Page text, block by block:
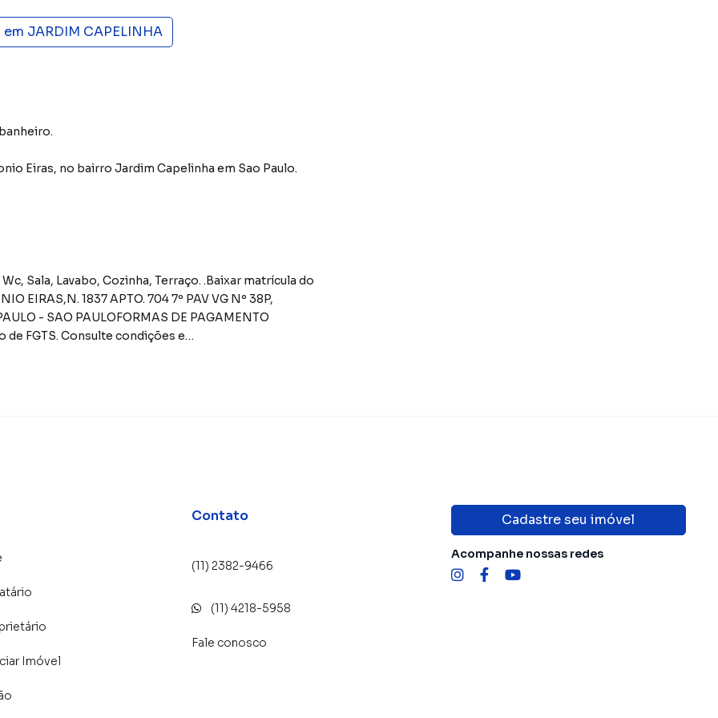
em JARDIM CAPELINHA
Eiras, no bairro Jardim Capelinha em Sao Paulo.
Imóvel
Contato
(11) 2382-9466
(11) 4218-5958
Fale conosco
Cadastre seu imóvel
Acompanhe nossas redes